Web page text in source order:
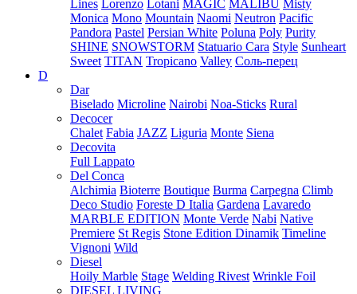
Lines Lorenzo Lotani MAGIC MALIBU Misty
Monica Mono Mountain Naomi Neutron Pacific
Pandora Pastel Persian White Poluna Poly Purity
SHINE SNOWSTORM Statuario Cara Style Sunheart
Sweet TITAN Tropicano Valley Соль-перец
D
Dar
Biselado Microline Nairobi Noa-Sticks Rural
Decocer
Chalet Fabia JAZZ Liguria Monte Siena
Decovita
Full Lappato
Del Conca
Alchimia Bioterre Boutique Burma Carpegna Climb
Deco Studio Foreste D Italia Gardena Lavaredo
MARBLE EDITION Monte Verde Nabi Native
Premiere St Regis Stone Edition Dinamik Timeline
Vignoni Wild
Diesel
Hoily Marble Stage Welding Rivest Wrinkle Foil
DIESEL LIVING